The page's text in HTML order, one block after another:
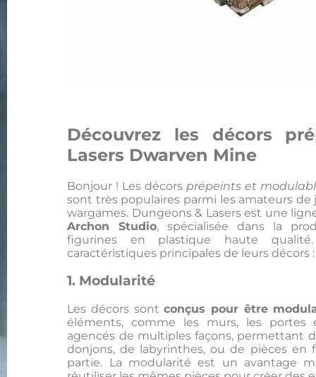
Découvrez les décors
Lasers Dwarven Mine
Bonjour ! Les décors prépeints et
sont très populaires parmi les amateurs
wargames. Dungeons & Lasers est une
Archon Studio, spécialisée dans la
figurines en plastique haute
caractéristiques principales de leurs décors :
1. Modularité
Les décors sontconçus pour être
éléments, comme les murs, les
agencés de multiples façons, permettant
donjons, de labyrinthes, ou de pièces en
partie. La modularité est un avantage